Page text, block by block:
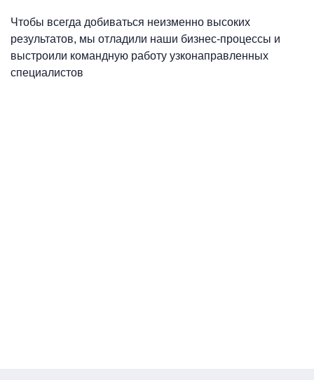
Чтобы всегда добиваться неизменно высоких
результатов, мы отладили наши бизнес-процессы и
выстроили командную работу узконаправленных
специалистов